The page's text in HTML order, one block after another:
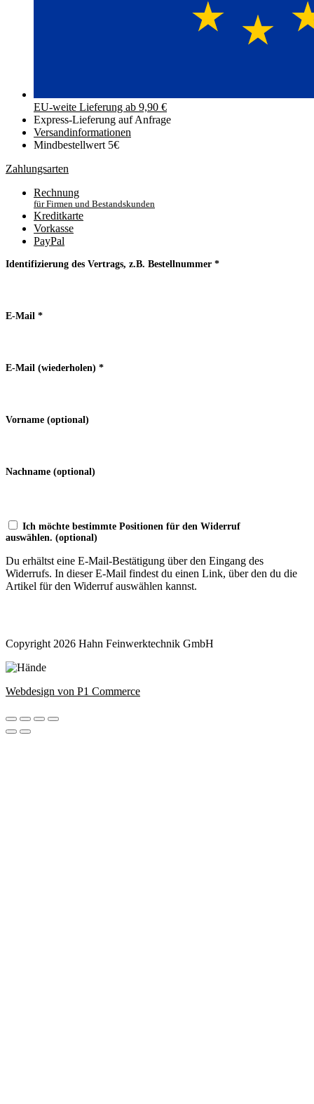
EU-weite Lieferung ab 9,90 €
Express-Lieferung auf Anfrage
Versand­informationen
Mindbestellwert 5€
Zahlungsarten
Rechnung
für Firmen und Bestandskunden
Kreditkarte
Vorkasse
PayPal
Identifizierung des Vertrags, z.B. Bestellnummer *
E-Mail *
E-Mail (wiederholen) *
Vorname (optional)
Nachname (optional)
Ich möchte bestimmte Positionen für den Widerruf
auswählen. (optional)
Du erhältst eine E-Mail-Bestätigung über den Eingang des
Widerrufs. In dieser E-Mail findest du einen Link, über den du die
Artikel für den Widerruf auswählen kannst.
Copyright 2026 Hahn Feinwerktechnik GmbH
Webdesign von P1 Commerce